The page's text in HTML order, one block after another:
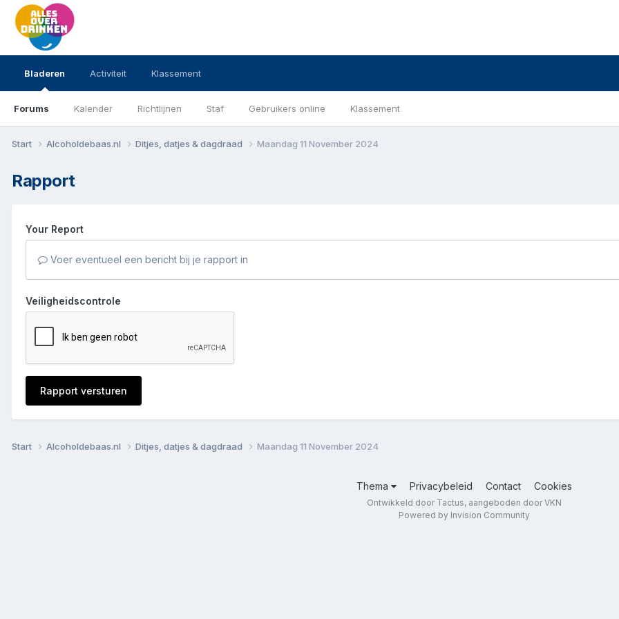
Bladeren
Forums Kalender Richtlijnen Staf Gebruikers online Klassement
Activiteit Klassement
Start Alcoholdebaas.nl Ditjes, datjes & dagdraad Maandag 11 November 2024
Rapport
Your Report
Voer eventueel een bericht bij je rapport in
Veiligheidscontrole
Rapport versturen
Start Alcoholdebaas.nl Ditjes, datjes & dagdraad Maandag 11 November 2024
Thema Privacybeleid Contact Cookies
Ontwikkeld door Tactus, aangeboden door VKN
Powered by Invision Community